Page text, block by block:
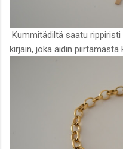
Kummitädiltä saatu
kirjain, joka äidin